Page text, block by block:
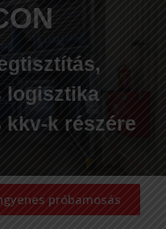
logisztika
kkv-k részére
próbamosás